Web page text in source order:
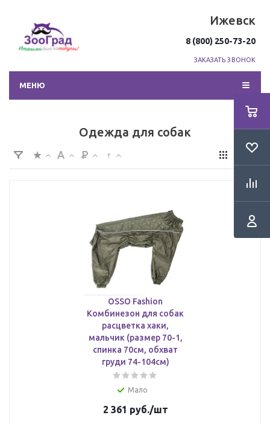
Ижевск
8 (800) 250-73-20
ЗАКАЗАТЬ ЗВОНОК
МЕНЮ
Одежда для собак
OSSO Fashion
Комбинезон для собак
расцветка хаки,
мальчик (размер 70-1,
спинка 70см, обхват
груди 74-104см)
Мало
2 361 руб./шт